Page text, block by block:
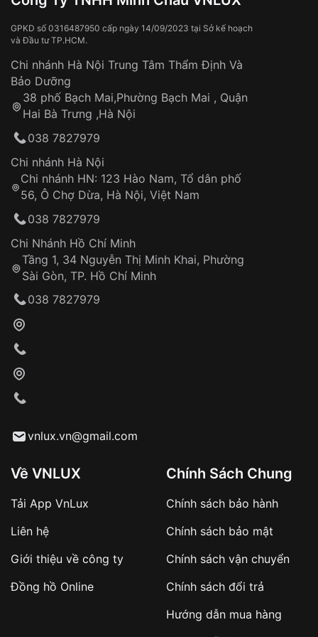
Thời gian vận chuyển trung bình: 3 – 5 ngày
làm việc
Áp dụng cho tất cả tỉnh thành trên toàn quốc
Thời gian tính từ khi xác nhận đơn hàng thành
công
Hotline: 0585 215 215
Từ khóa SEO:
Khách hàng kiểm tra và thanh toán trực tiếp
Từ khóa SEO:
sản phẩm đặc biệt
hàng
Số tiền còn lại thanh toán khi nhận hàng hoặc
Tai nạn hoặc tác động từ bên ngoài
Hao mòn tự nhiên theo thời gian:
Dây đeo
Sản phẩm đã bị:
Tự ý sửa chữa
thống VNLUX
Đảm bảo quyền lợi khách hàng
Đồng hành cùng khách hàng trong suốt quá
trình sử dụng
GPKD số 0316487950 cấp ngày 14/09/2023 tại Sở kế hoạch
và Đầu tư TP.HCM.
Chi nhánh Hà Nội Trung Tâm Thẩm Định Và
Bảo Dưỡng
38 phố Bạch Mai,Phường Bạch Mai , Quận
Hai Bà Trưng ,Hà Nội
038 7827979
Chi nhánh Hà Nội
Chi nhánh HN: 123 Hào Nam, Tổ dân phố
56, Ô Chợ Dừa, Hà Nội, Việt Nam
038 7827979
Chi Nhánh Hồ Chí Minh
Tầng 1, 34 Nguyễn Thị Minh Khai, Phường
Sài Gòn, TP. Hồ Chí Minh
038 7827979
vnlux.vn@gmail.com
Về VNLUX
Tải App VnLux
Liên hệ
Giới thiệu về công ty
Đồng hồ Online
Chính Sách Chung
Chính sách bảo hành
Chính sách bảo mật
Chính sách vận chuyển
Chính sách đổi trả
Hướng dẫn mua hàng